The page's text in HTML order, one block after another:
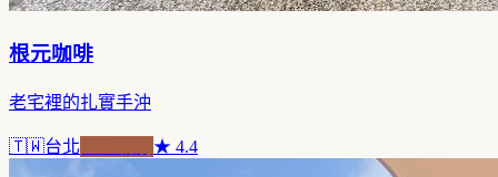
根元咖啡
老宅裡的扎實手沖
🇹🇼台北 ★ 4.4